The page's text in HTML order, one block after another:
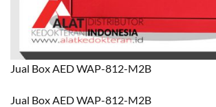
Jual Box AED WAP-812-M2B
Jual Box AED WAP-812-M2B